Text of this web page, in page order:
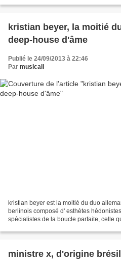
kristian beyer, la moitié
deep-house d'âme
Publié le 24/09/2013 à 22:46
Par musicali
kristian beyer est la moitié du duo
berlinois composé d' esthètes
spécialistes de la boucle parfaite, celle
ministre x, d'origine